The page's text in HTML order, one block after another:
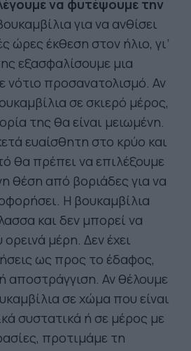
να φυτέψουμε την
για να ανθίσει
ώρες έκθεση στον ήλιο, γι’
εξασφαλίσουμε μια
νότιο προσανατολισμό. Αν
σε σκιερό μέρος,
της θα είναι μειωμένη.
ευαίσθητη στο κρύο και
θα πρέπει να επιλέξουμε
θέση από βοριάδες για να
Η βουκαμβίλια
και δεν μπορεί να
μέρη. Δεν έχει
ως προς το έδαφος,
αποστράγγιση. Αν θέλουμε
σε χώμα που είναι
συστατικά ή σε μέρος με
προτιμάμε τη